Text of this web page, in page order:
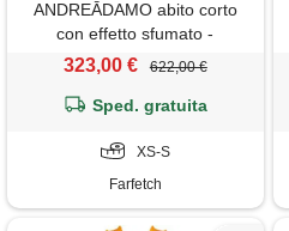
ANDREĀDAMO abito corto
con effetto sfumato -
arancione
323,00 € 622,00 €
Sped. gratuita
XS-S
Farfetch